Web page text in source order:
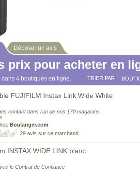
Déposer un avis
prix pour acheter en
4 boutiques en ligne. TRIER PAR :
FUJIFILM Instax Link Wide White
contact dans l'un de nos 170 magasins
Boulanger.com
29 avis sur ce marchand
INSTAX WIDE LINK blanc
le Contrat de Confiance